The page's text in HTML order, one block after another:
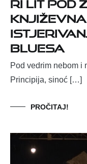
bluesa
Pod vedrim nebom i
Principija, sinoć […]
PROČITAJ!